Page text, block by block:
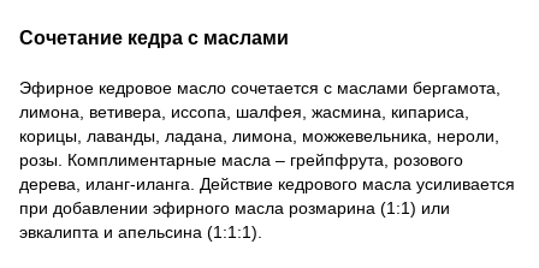
Сочетание кедра с маслами
Эфирное кедровое масло сочетается с маслами бергамота,
лимона, ветивера, иссопа, шалфея, жасмина, кипариса,
корицы, лаванды, ладана, лимона, можжевельника, нероли,
розы. Комплиментарные масла – грейпфрута, розового
дерева, иланг-иланга. Действие кедрового масла усиливается
при добавлении эфирного масла розмарина (1:1) или
эвкалипта и апельсина (1:1:1).